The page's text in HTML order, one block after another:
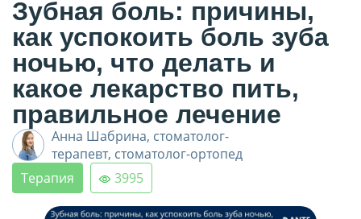
Зубная боль: причины,
как успокоить боль зуба
ночью, что делать и
какое лекарство пить,
правильное лечение
Анна Шабрина, стоматолог-
терапевт, стоматолог-ортопед
Терапия
3995